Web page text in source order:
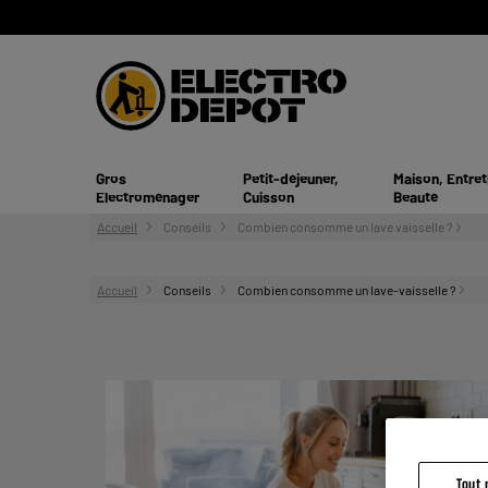
Gros
Electroménager
Petit-déjeuner,
Cuisson
Maison,
Beauté
Accueil Conseils Combien consomme un lave vaisselle ?
Accueil Conseils Combien consomme un lave-vaisselle ?
Tout